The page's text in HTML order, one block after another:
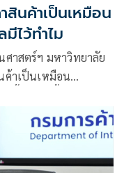
สินค้าเป็นเหมือน
ไว้ทำไม
ศาสตร์ฯ มหาวิทยาลัย
ค้าเป็นเหมือน